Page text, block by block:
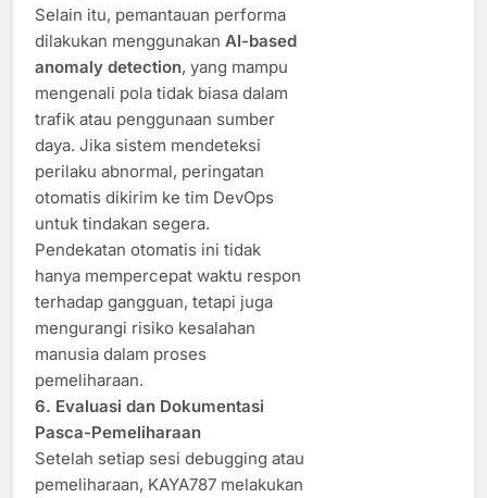
Selain itu, pemantauan performa
dilakukan menggunakan AI-based
anomaly detection, yang mampu
mengenali pola tidak biasa dalam
trafik atau penggunaan sumber
daya. Jika sistem mendeteksi
perilaku abnormal, peringatan
otomatis dikirim ke tim DevOps
untuk tindakan segera.
Pendekatan otomatis ini tidak
hanya mempercepat waktu respon
terhadap gangguan, tetapi juga
mengurangi risiko kesalahan
manusia dalam proses
pemeliharaan.
6. Evaluasi dan Dokumentasi
Pasca-Pemeliharaan
Setelah setiap sesi debugging atau
pemeliharaan, KAYA787 melakukan